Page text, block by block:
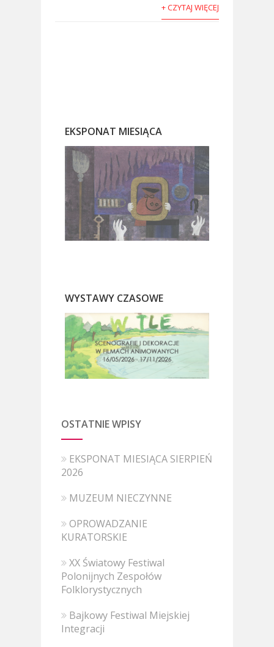
+ CZYTAJ WIĘCEJ
EKSPONAT MIESIĄCA
WYSTAWY CZASOWE
OSTATNIE WPISY
EKSPONAT MIESIĄCA SIERPIEŃ
2026
MUZEUM NIECZYNNE
OPROWADZANIE
KURATORSKIE
XX Światowy Festiwal
Polonijnych Zespołów
Folklorystycznych
Bajkowy Festiwal Miejskiej
Integracji